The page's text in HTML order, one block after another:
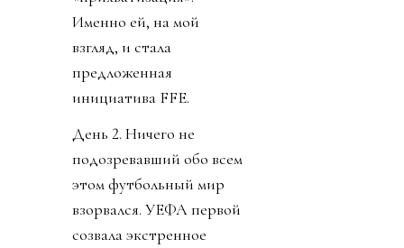
Именно ей, на мой
взгляд, и стала
предложенная
инициатива FFE.
День 2. Ничего не
подозревавший обо всем
этом футбольный мир
взорвался. УЕФА первой
созвала экстренное